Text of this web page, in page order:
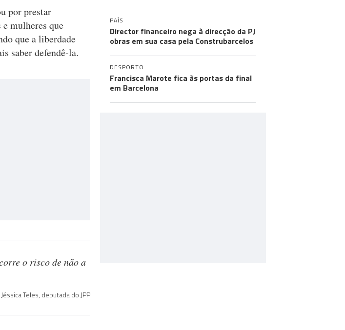
por prestar
mulheres que
que a liberdade
saber defendê-la.
o risco de não a
Jéssica Teles, deputada do JPP
PAÍS
Director financeiro nega à direcção da PJ
obras em sua casa pela Construbarcelos
DESPORTO
Francisca Marote fica às portas da final
em Barcelona